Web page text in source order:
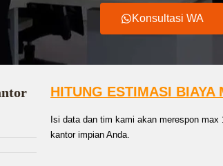
Konsultasi WA
HITUNG ESTIMASI BIAYA
Isi data dan tim kami akan merespon
kantor impian Anda.